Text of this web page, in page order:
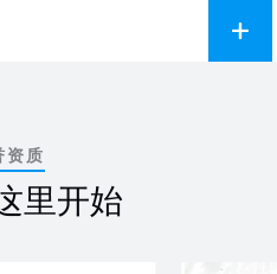
资质
里开始